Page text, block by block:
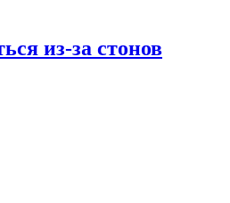
из-за стонов